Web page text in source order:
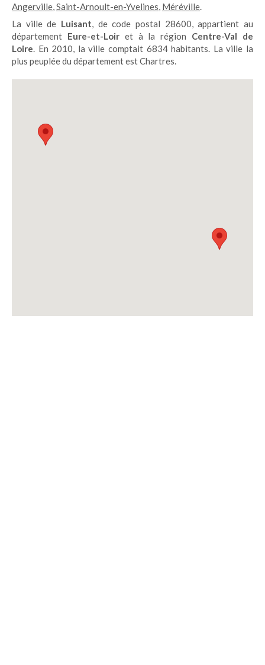
Angerville,Saint-Arnoult-en-Yvelines, Méréville.
La ville de Luisant, de code postal 28600, appartient au
département Eure-et-Loiret à la région Centre-Val de
Loire. En 2010, la ville comptait 6834 habitants. La ville la
plus peuplée du département est Chartres.